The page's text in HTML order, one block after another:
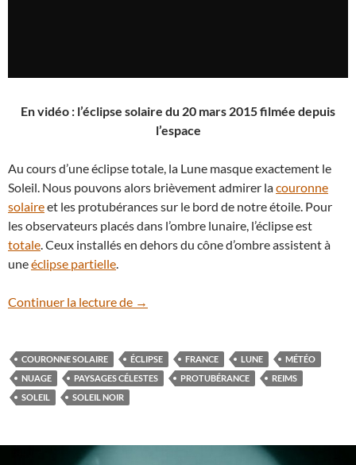
En vidéo : l’éclipse solaire du 20 mars 2015 filmée depuis
l’espace
Au cours d’une éclipse totale, la Lune masque exactement le
Soleil. Nous pouvons alors brièvement admirer lacouronne
solaireet les protubérances sur le bord de notre étoile. Pour
les observateurs placés dans l’ombre lunaire, l’éclipse est
totale. Ceux installés en dehors du cône d’ombre assistent à
uneéclipse partielle.
Continuer la lecture de 11 août 1999 : en France, le Soleil avait
→
COURONNE SOLAIRE ÉCLIPSE FRANCE LUNE
MÉTÉO
NUAGE
PAYSAGES CÉLESTES PROTUBÉRANCE
REIMS
SOLEIL
SOLEIL NOIR